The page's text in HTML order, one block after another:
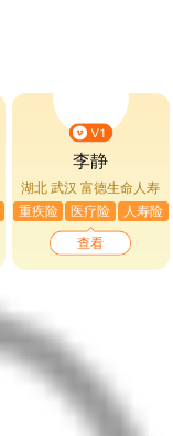
李静
湖北 武汉富德生命人寿
重疾险
医疗险 人寿险
查看